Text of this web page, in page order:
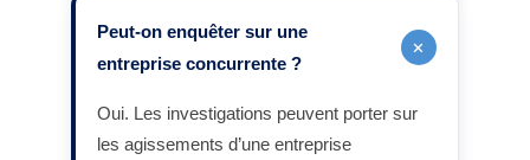
Peut-on enquêter sur une
entreprise concurrente ?
+
Oui. Les investigations peuvent porter sur
les agissements d’une entreprise